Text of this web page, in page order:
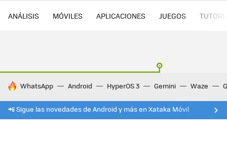
ANÁLISIS MÓVILES APLICACIONES JUEGOS
HOY SE HABLA DE
WhatsApp Android HyperOS 3 Gemini Waze
📲 Sigue las novedades de Android y más en Xataka Móvil